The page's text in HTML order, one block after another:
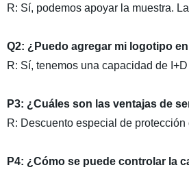
R: Sí, podemos apoyar la muestra.
Q2: ¿Puedo agregar mi logotipo
R: Sí, tenemos una capacidad de
P3: ¿Cuáles son las ventajas de
R: Descuento especial de
P4: ¿Cómo se puede controlar la